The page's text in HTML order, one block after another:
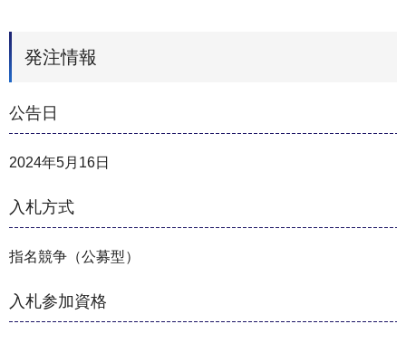
発注情報
公告日
2024年5月16日
入札方式
指名競争（公募型）
入札参加資格